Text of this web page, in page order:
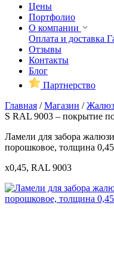
Цены
Портфолио
О компании
Оплата и доставка
Отзывы
Контакты
Блог
Партнерство
Главная /Магазин /
S RAL 9003 – покрытие
Ламели для забора
порошковое, толщина
x0,45, RAL 9003